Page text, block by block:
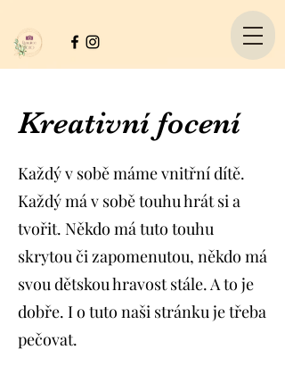
Kreativní focení
Každý v sobě máme vnitřní dítě.
Každý má v sobě touhu hrát si a
tvořit. Někdo má tuto touhu
skrytou či zapomenutou, někdo má
svou dětskou hravost stále. A to je
dobře. I o tuto naši stránku je třeba
pečovat.